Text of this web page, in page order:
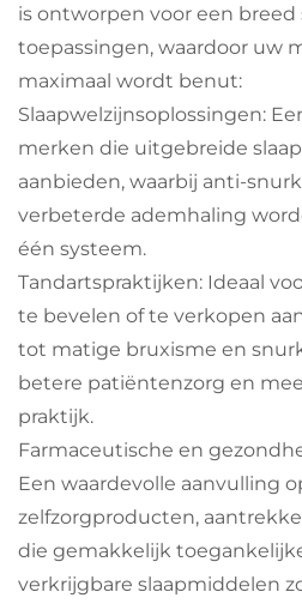
is ontworpen voor een breed
toepassingen, waardoor uw
maximaal wordt benut:
Slaapwelzijnsoplossingen:
merken die uitgebreide
aanbieden, waarbij anti-
verbeterde ademhaling
één systeem.
Tandartspraktijken: Ideaal
te bevelen of te verkopen
tot matige bruxisme en
betere patiëntenzorg en
praktijk.
Farmaceutische en
Een waardevolle aanvulling
zelfzorgproducten,
die gemakkelijk
verkrijgbare slaapmiddelen